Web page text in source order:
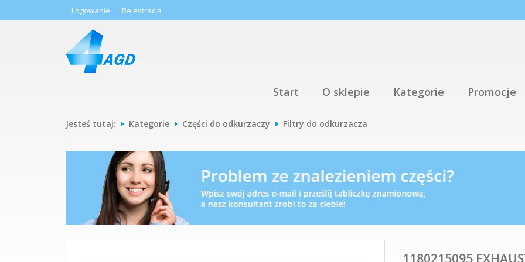
Logowanie Rejestracja
Start O sklepie Kategorie Promocje
Jesteś tutaj: Kategorie Części do odkurzaczy Filtry do odkurzacza
1180215095